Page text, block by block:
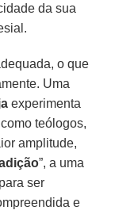
da sua
o que
Uma
experimenta
teólogos,
amplitude,
”, a uma
ser
e